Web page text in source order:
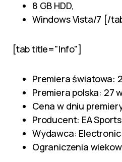
8 GB HDD,
Windows Vista/7 [/
[tab title="Info"]
Premiera światowa:
Premiera polska: 27
Cena w dniu
Producent: EA Sports
Wydawca:
Ograniczenia